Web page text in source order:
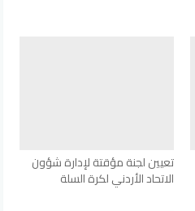
تعيين لجنة مؤقتة لإدارة شؤون
الاتحاد الأردني لكرة السلة